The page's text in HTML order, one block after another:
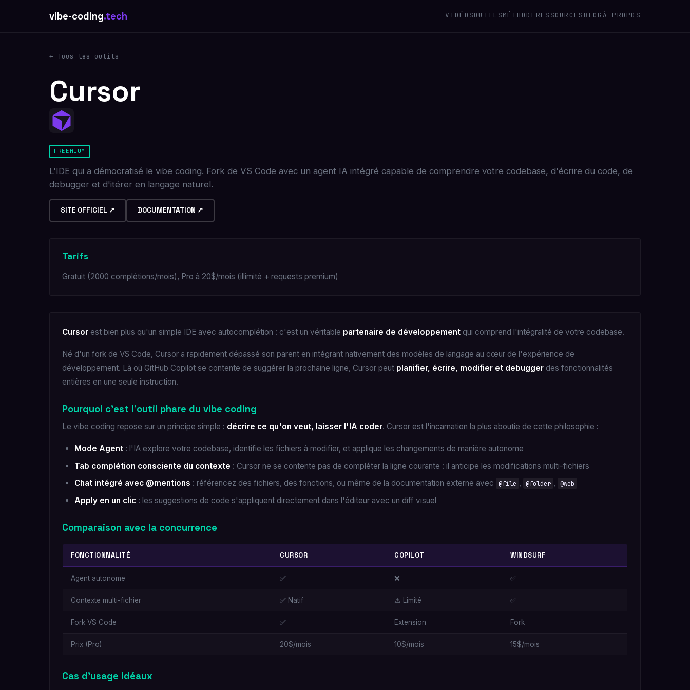
vibe-coding.tech VIDÉOSOUTILSMÉTHODERESSOURCES BLOG À PROPOS
← Tous les outils
Cursor
FREEMIUM
L'IDE qui a démocratisé le vibe coding. Fork de VS Code avec un agent IA intégré capable de comprendre votre codebase, d'écrire du code, de
debugger et d'itérer en langage naturel.
SITE OFFICIEL ↗ DOCUMENTATION ↗
Tarifs
Gratuit (2000 complétions/mois), Pro à 20$/mois (illimité + requests premium)
Cursor est bien plus qu'un simple IDE avec autocomplétion : c'est un véritable partenaire de développement qui comprend l'intégralité de votre codebase.
Né d'un fork de VS Code, Cursor a rapidement dépassé son parent en intégrant nativement des modèles de langage au cœur de l'expérience de
développement. Là où GitHub Copilot se contente de suggérer la prochaine ligne, Cursor peut planifier, écrire, modifier et debugger des fonctionnalités
entières en une seule instruction.
Pourquoi c'est l'outil phare du vibe coding
Le vibe coding repose sur un principe simple : décrire ce qu'on veut, laisser l'IA coder. Cursor est l'incarnation la plus aboutie de cette philosophie :
Mode Agent : l'IA explore votre codebase, identifie les fichiers à modifier, et applique les changements de manière autonome
Tab complétion consciente du contexte : Cursor ne se contente pas de compléter la ligne courante : il anticipe les modifications multi-fichiers
Chat intégré avec @mentions : référencez des fichiers, des fonctions, ou même de la documentation externe avec @file , @folder , @web
Apply en un clic : les suggestions de code s'appliquent directement dans l'éditeur avec un diff visuel
Comparaison avec la concurrence
FONCTIONNALITÉ CURSOR COPILOT WINDSURF
Agent autonome ✅ ❌ ✅
Contexte multi-fichier ✅ Natif ⚠️ Limité ✅
Fork VS Code ✅ Extension Fork
Prix (Pro) 20$/mois 10$/mois 15$/mois
Cas d'usage idéaux